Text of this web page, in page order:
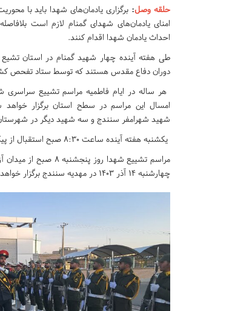
حلقه وصل: برگزاری یادمان‌های شهدا باید با
امنای یادمان‌های شهدای گمنام لازم است
احداث یادمان شهدا اقدام کنند.
طی هفته آینده چهار شهید گمنام در استان
دوران دفاع مقدس هستند که توسط ستاد تفحص
امسال این مراسم در سطح استان برگزار خواهد
شهید شهرامفر سنندج و سه شهید دیگر در
یکشنبه هفته آینده ساعت ۸:۳۰ صبح استقبال از پیکر شهدا در محل ابتدای جاده سنندج کرمانشاه انجام می‌شود،
مراسم تشییع شهدا
چهارشنبه ۱۴ آذر ۱۴۰۳ در مهدیه سنندج برگزار خواهد شد.